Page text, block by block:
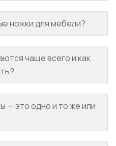
ножки для мебели?
чаще всего и как
— это одно и то же или